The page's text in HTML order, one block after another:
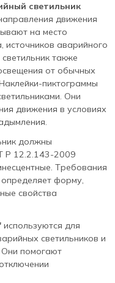
светильник
движения
на место
аварийного
также
от обычных
пиктограммы
Они
движения в условиях
должны
Р 12.2.143-2009
Требования
форму,
свойства
используются для
светильников и
Они помогают